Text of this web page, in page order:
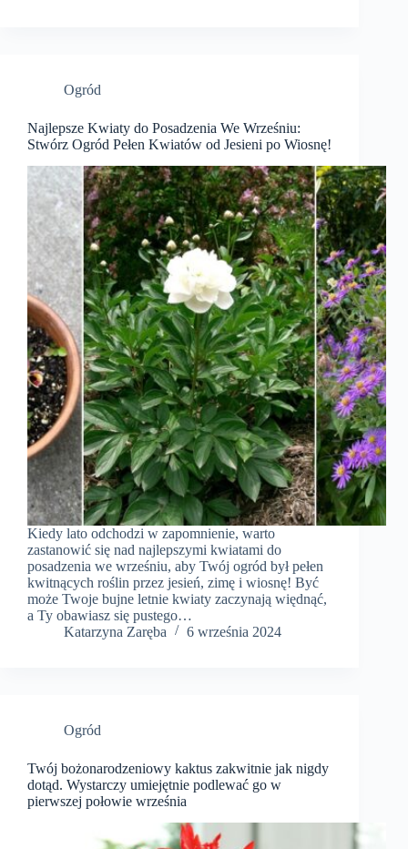
Ogród
Najlepsze Kwiaty do Posadzenia We Wrześniu:
Stwórz Ogród Pełen Kwiatów od Jesieni po Wiosnę!
Kiedy lato odchodzi w zapomnienie, warto
zastanowić się nad najlepszymi kwiatami do
posadzenia we wrześniu, aby Twój ogród był pełen
kwitnących roślin przez jesień, zimę i wiosnę! Być
może Twoje bujne letnie kwiaty zaczynają więdnąć,
a Ty obawiasz się pustego…
Katarzyna Zaręba
6 września 2024
Ogród
Twój bożonarodzeniowy kaktus zakwitnie jak nigdy
dotąd. Wystarczy umiejętnie podlewać go w
pierwszej połowie września